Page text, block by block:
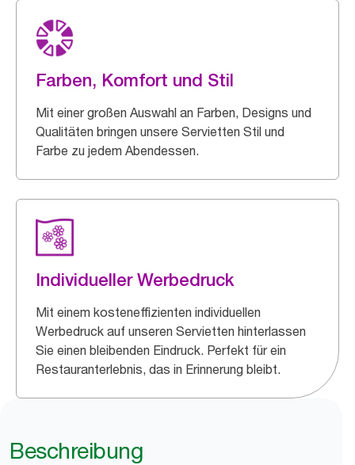
Farben, Komfort und Stil
Mit einer großen Auswahl an Farben, Designs und
Qualitäten bringen unsere Servietten Stil und
Farbe zu jedem Abendessen.
Individueller Werbedruck
Mit einem kosteneffizienten individuellen
Werbedruck auf unseren Servietten hinterlassen
Sie einen bleibenden Eindruck. Perfekt für ein
Restauranterlebnis, das in Erinnerung bleibt.
Beschreibung